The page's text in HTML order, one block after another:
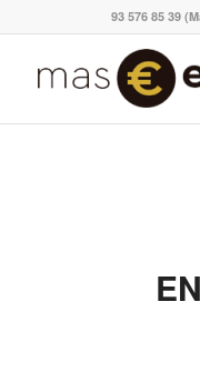
93 576 85 39